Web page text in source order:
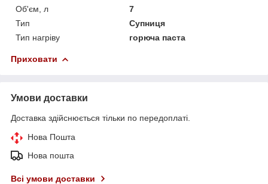
Об'єм, л
7
Тип
Супниця
Тип нагріву
горюча паста
Приховати
Умови доставки
Доставка здійснюється тільки по передоплаті.
Нова Пошта
Нова пошта
Всі умови доставки